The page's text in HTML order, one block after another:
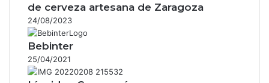
de cerveza artesana de Zaragoza
24/08/2023
Bebinter
25/04/2021